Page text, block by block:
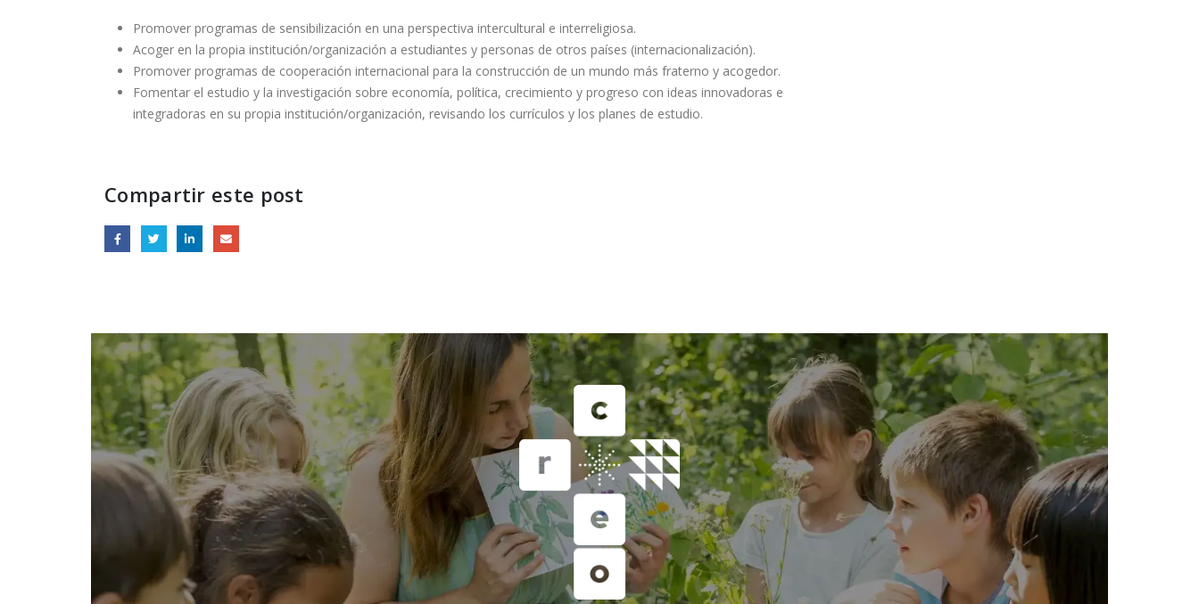
Promover programas de sensibilización en una perspectiva intercultural e interreligiosa.
Acoger en la propia institución/organización a estudiantes y personas de otros países (internacionalización).
Promover programas de cooperación internacional para la construcción de un mundo más fraterno y acogedor.
Fomentar el estudio y la investigación sobre economía, política, crecimiento y progreso con ideas innovadoras e
integradoras en su propia institución/organización, revisando los currículos y los planes de estudio.
Compartir este post